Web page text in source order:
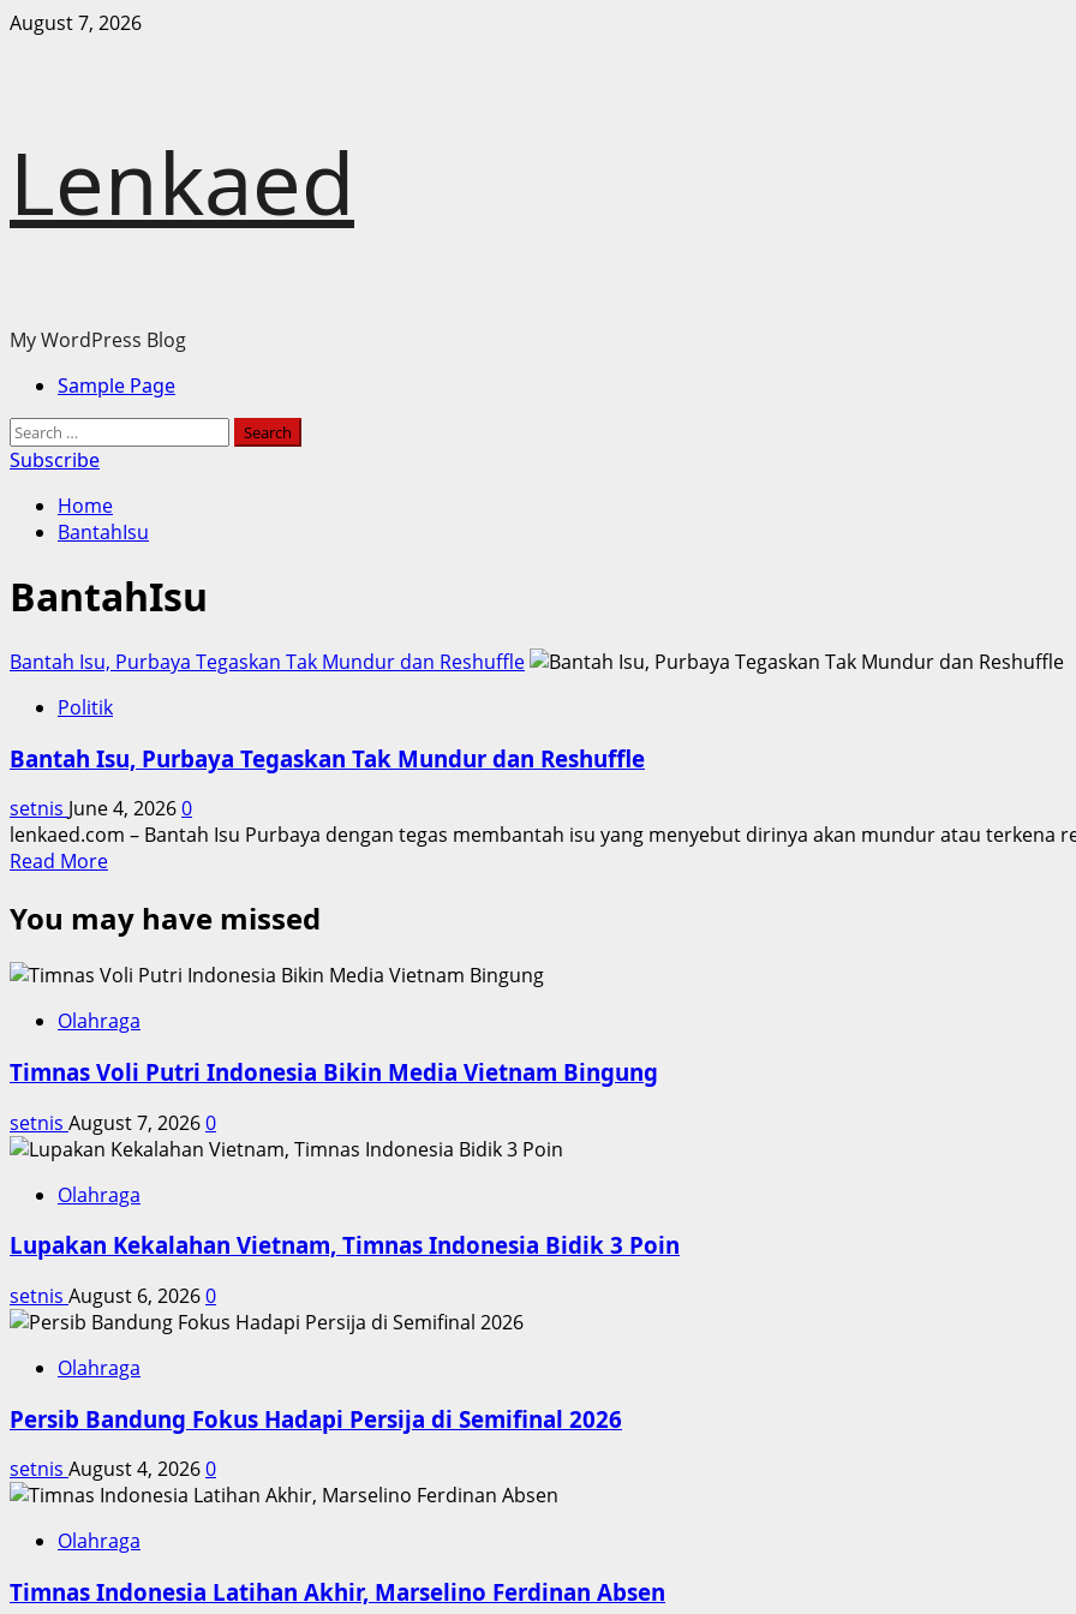
Skip
August 7, 2026
Lenkaed
My WordPress Blog
PrimarySample Page
Search
for:
Subscribe
Home
BantahIsu
BantahIsu
Bantah Isu, Purbaya Tegaskan Tak Mundur dan Reshuffle
Politik
Bantah Isu, Purbaya Tegaskan Tak Mundur dan Reshuffle
setnis June 4, 20260
lenkaed.com – Bantah Isu Purbaya dengan tegas membantah isu yang menyebut dirinya akan mundur atau terkena
Read MoreRead
about
Bantah
Isu,
Tegaskan
Mundur
Reshuffle
You may have missed
Olahraga
Timnas Voli Putri Indonesia Bikin Media Vietnam Bingung
setnis August 7, 20260
Olahraga
Lupakan Kekalahan Vietnam, Timnas Indonesia Bidik 3 Poin
setnis August 6, 20260
Olahraga
Persib Bandung Fokus Hadapi Persija di Semifinal 2026
setnis August 4, 20260
Olahraga
Timnas Indonesia Latihan Akhir, Marselino Ferdinan Absen